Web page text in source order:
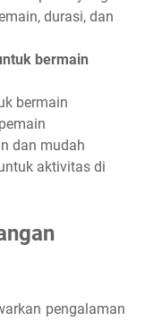
durasi, dan
bermain
bermain
dan mudah
aktivitas di
pengalaman